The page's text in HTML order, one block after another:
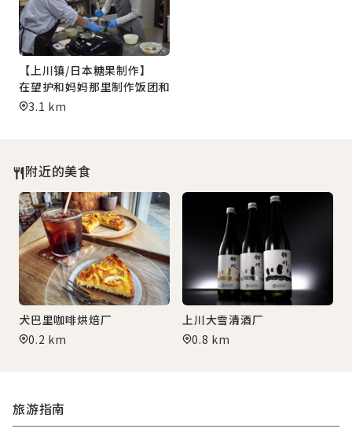
【上川镇/日本糖果制作】
在望护和妈妈那里制作饭团和大福的体验
3.1 km
附近的美食
犬巴里咖啡烘焙厂
0.2 km
上川大雪清酒厂
0.8 km
旅游指南